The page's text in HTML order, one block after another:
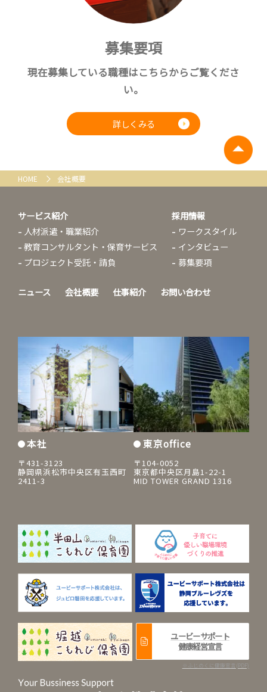
募集要項
現在募集している職種はこちらからご覧くださ
い。
詳しくみる
HOME 会社概要
サービス紹介
人材派遣・職業紹介
教育コンサルタント・保育サービス
プロジェクト受託・請負
採用情報
ワークスタイル
インタビュー
募集要項
ニュース 会社概要 仕事紹介 お問い合わせ
本社
〒431-3123
静岡県浜松市中央区有玉西町
2411-3
東京office
〒104-0052
東京都中央区月島1-22-1
MID TOWER GRAND 1316
ユービーサポート
健康経営宣言
※ふじのくに健康宣言(PDF)